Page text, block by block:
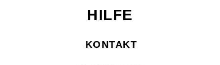
HILFE
KONTAKT